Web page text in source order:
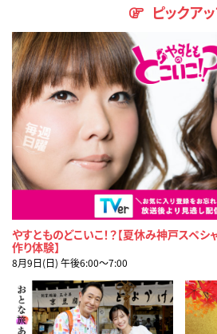
ピックア
やすとものどこいこ！？【夏休み神戸スペシ
作り体験】
8月9日(日) 午後6:00〜7:00